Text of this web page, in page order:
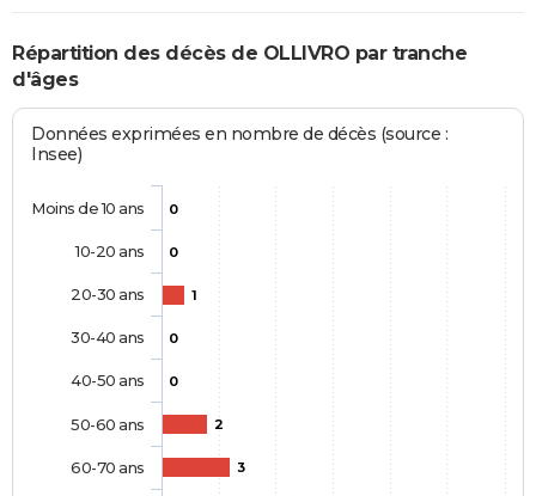
Répartition des décès de OLLIVRO par tranche
d'âges
Données exprimées en nombre de décès (source :
Insee)
0
0
1
0
0
2
3
Moins de 10 ans
10-20 ans
20-30 ans
30-40 ans
40-50 ans
50-60 ans
60-70 ans